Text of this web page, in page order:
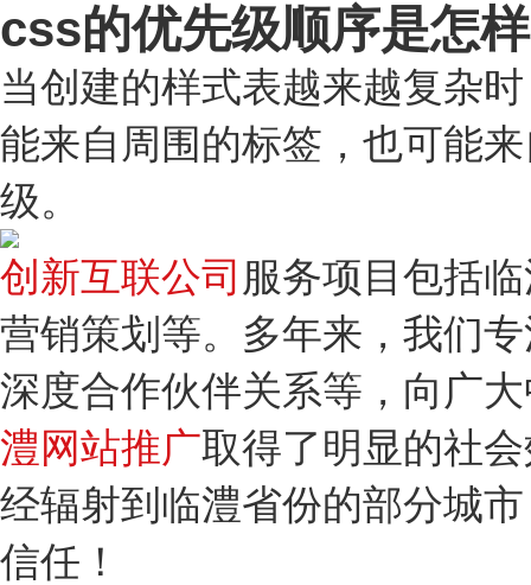
css的优先级顺序是怎
当创建的样式表越来越复杂
能来自周围的标签，也可能
级。
创新互联公司 服务项目包括
营销策划等。多年来，我们
深度合作伙伴关系等，向广
澧网站推广取得了明显的社
经辐射到临澧省份的部分城
信任！